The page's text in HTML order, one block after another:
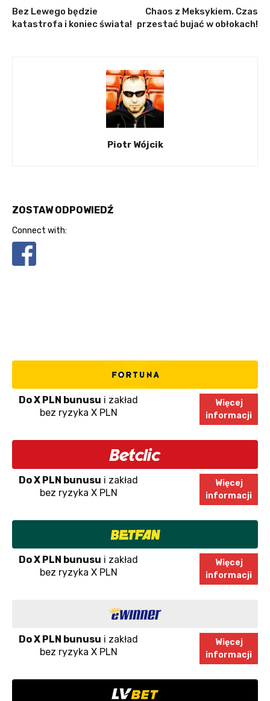
Bez Lewego będzie
katastrofa i koniec świata!
Chaos z Meksykiem. Czas
przestać bujać w obłokach!
Piotr Wójcik
ZOSTAW ODPOWIEDŹ
Connect with:
Do X PLN bunusu i zakład
bez ryzyka X PLN
Więcej
informacji
Do X PLN bunusu i zakład
bez ryzyka X PLN
Więcej
informacji
Do X PLN bunusu i zakład
bez ryzyka X PLN
Więcej
informacji
Do X PLN bunusu i zakład
bez ryzyka X PLN
Więcej
informacji